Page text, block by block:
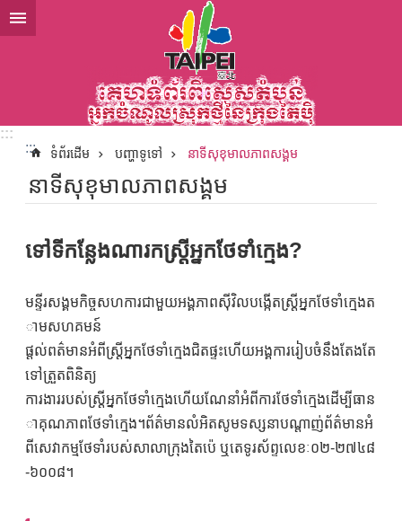
ទៅកាន់មាតិកាប្លុកមាតិកាសំខាន់
:::
:::
ទំព័រដើម បញ្ហាទូទៅ នាទីសុខុមាលភាពសង្គម
នាទីសុខុមាលភាពសង្គម
ទៅទីកនែ្លងណារកស្រ្តីអ្នកថែទាំក្មេង?
មន្ទីរសង្គមកិច្ចសហការជាមួយអង្គភាពស៊ីវិលបង្កើតស្រ្តីអ្នកថែទាំក្មេងត
ាមសហគមន៍
ផ្តល់ពត៌មានអំពីស្រ្តីអ្នកថែទាំក្មេងជិតផ្ទះហើយអង្គការរៀបចំនឹងតែងតែ
ទៅត្រួតពិនិត្យ
ការងាររបស់ស្រ្តីអ្នកថែទាំក្មេងហើយណែនាំអំពីការថែទាំក្មេងដើម្បីធាន
ាគុណភាពថែទាំក្មេង។ព័ត៌មានលំអិតសូមទស្សនាបណ្តាញ់ព័ត៌មានអំ
ពីសេវាកម្មថែទាំរបស់សាលាក្រុងតៃប៉េ ឬតេទូរស័ព្ទលេខៈ០២-២៧៤៨
-៦០០៨។